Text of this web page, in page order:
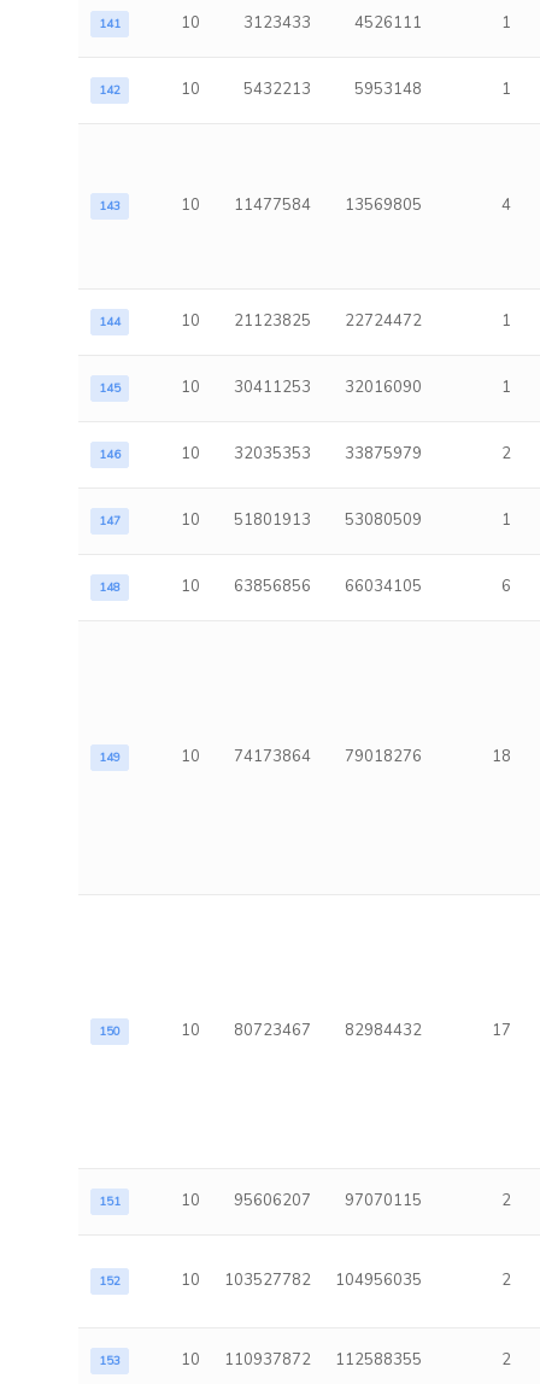
141 10 3123433 4526111 1
142 10 5432213 5953148 1
143 10 11477584 13569805 4
144 10 21123825 22724472 1
145 10 30411253 32016090 1
146 10 32035353 33875979 2
147 10 51801913 53080509 1
148 10 63856856 66034105 6
149 10 74173864 79018276 18
150 10 80723467 82984432 17
151 10 95606207 97070115 2
152 10 103527782 104956035 2
153 10 110937872 112588355 2